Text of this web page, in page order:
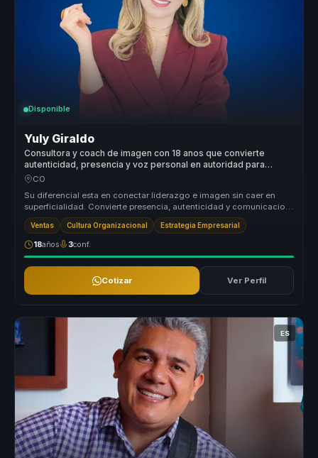
Disponible
Yuly Giraldo
Consultora y coach de imagen con 18 anos que convierte
autenticidad, presencia y voz personal en autoridad para
lideres.
CO
Su diferencial esta en conectar liderazgo e imagen sin caer en
superficialidad. Convierte presencia, autenticidad y comunicacion
no verba...
Ventas Cultura Organizacional Estrategia Empresarial
18años 3conf.
Cotizar Ver Perfil
ES